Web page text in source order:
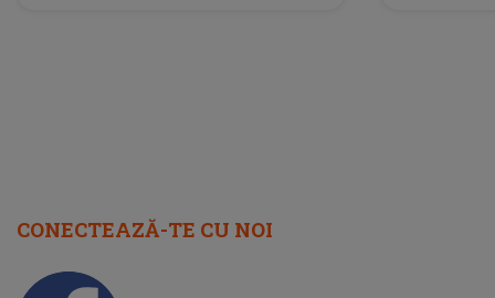
CONECTEAZĂ-TE CU NOI